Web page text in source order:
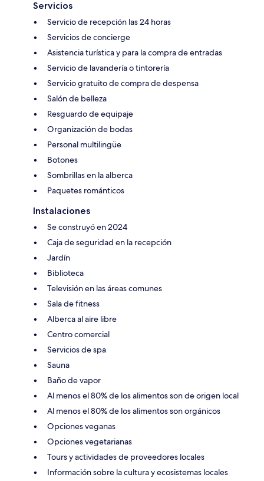
Servicios
Servicio de recepción las 24 horas
Servicios de concierge
Asistencia turística y para la compra de entradas
Servicio de lavandería o tintorería
Servicio gratuito de compra de despensa
Salón de belleza
Resguardo de equipaje
Organización de bodas
Personal multilingüe
Botones
Sombrillas en la alberca
Paquetes románticos
Instalaciones
Se construyó en 2024
Caja de seguridad en la recepción
Jardín
Biblioteca
Televisión en las áreas comunes
Sala de fitness
Alberca al aire libre
Centro comercial
Servicios de spa
Sauna
Baño de vapor
Al menos el 80% de los alimentos son de origen local
Al menos el 80% de los alimentos son orgánicos
Opciones veganas
Opciones vegetarianas
Tours y actividades de proveedores locales
Información sobre la cultura y ecosistemas locales